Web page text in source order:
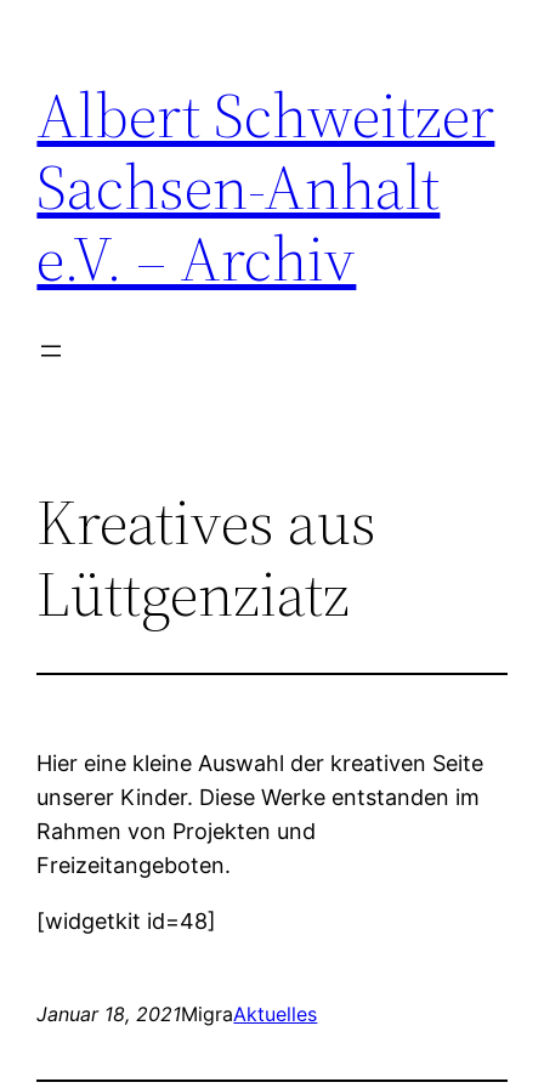
springen
Albert Schweitzer
Sachsen-Anhalt
e.V. – Archiv
Kreatives aus
Lüttgenziatz
Hier eine kleine Auswahl der kreativen Seite
unserer Kinder. Diese Werke entstanden im
Rahmen von Projekten und
Freizeitangeboten.
[widgetkit id=48]
Januar 18, 2021MigraAktuelles